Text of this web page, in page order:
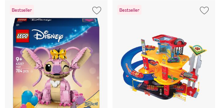
Bestseller Bestseller